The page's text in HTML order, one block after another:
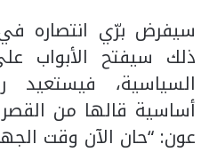
سيفرض برّي انتصاره
ذلك سيفتح الأبواب
السياسية،
أساسية قالها من
عون: “حان الآن وقت